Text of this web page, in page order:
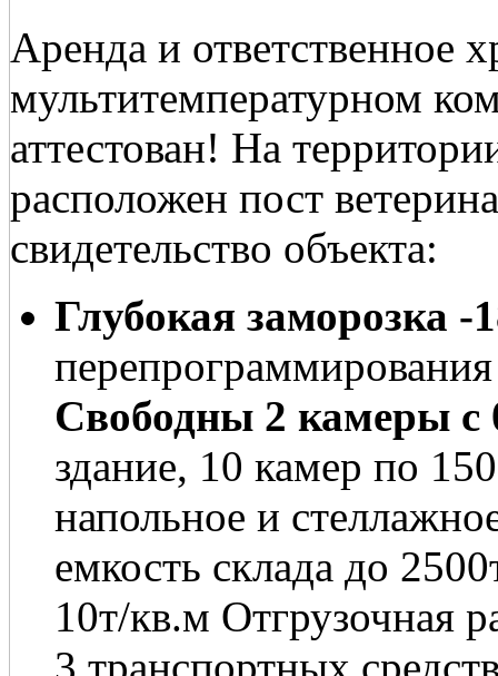
Аренда и ответственное
мультитемпературном
аттестован! На
расположен пост
свидетельство объекта:
Глубокая заморозка -
Свободны 2 камеры с
здание, 10 камер по
напольное и
емкость cклада до
10т/кв.м Отгрузочная